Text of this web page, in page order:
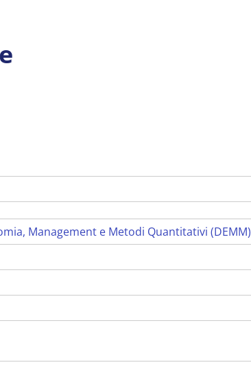
Management e Metodi Quantitativi (DEMM)